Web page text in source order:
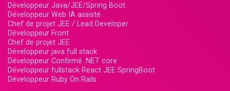
Développeur Java/JEE/Spring Boot
Développeur Web IA assisté
Chef de projet JEE / Lead Developer
Développeur Front
Chef de projet JEE
Développeur java full stack
Développeur Confirmé .NET core
Développeur fullstack React JEE SpringBoot
Développeur Ruby On Rails